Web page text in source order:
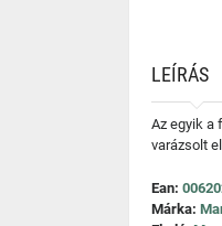
LEÍRÁS
Az egyik a
varázsolt
Ean:
Márka: